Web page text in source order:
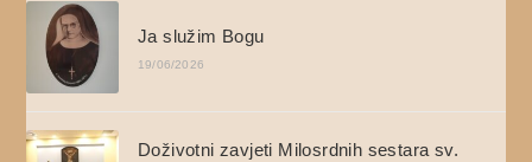
Ja služim Bogu
19/06/2026
Doživotni zavjeti Milosrdnih sestara sv.